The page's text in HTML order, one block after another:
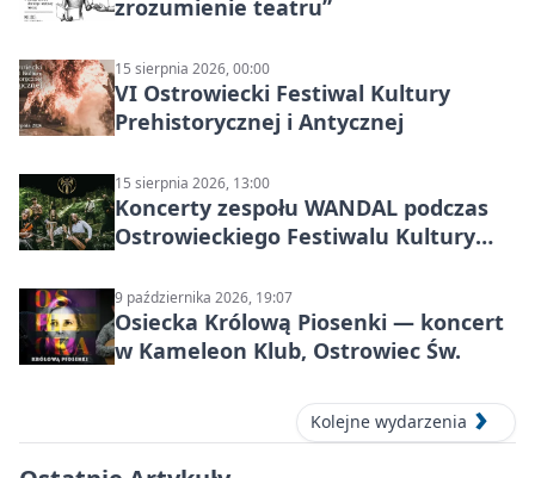
zrozumienie teatru”
15 sierpnia 2026, 00:00
VI Ostrowiecki Festiwal Kultury
Prehistorycznej i Antycznej
15 sierpnia 2026, 13:00
Koncerty zespołu WANDAL podczas
Ostrowieckiego Festiwalu Kultury
9 października 2026, 19:07
Osiecka Królową Piosenki — koncert
w Kameleon Klub, Ostrowiec Św.
Kolejne wydarzenia